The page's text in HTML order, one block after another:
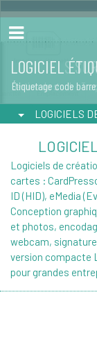
LOGICIEL
Étiquetage code
LOGICIELS
Logiciels de
cartes :
ID (HID), eMedia
Conception
et photos,
webcam,
version compacte
pour grandes